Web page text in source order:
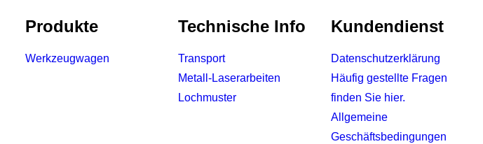
Produkte
Werkzeugwagen
Technische Info
Transport
Metall-Laserarbeiten
Lochmuster
Kundendienst
Datenschutzerklärung
Häufig gestellte Fragen
finden Sie hier.
Allgemeine
Geschäftsbedingungen